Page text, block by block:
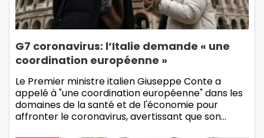
G7 coronavirus: l’Italie demande « une
coordination européenne »
Le Premier ministre italien Giuseppe Conte a
appelé à "une coordination européenne" dans les
domaines de la santé et de l'économie pour
affronter le coronavirus, avertissant que son…